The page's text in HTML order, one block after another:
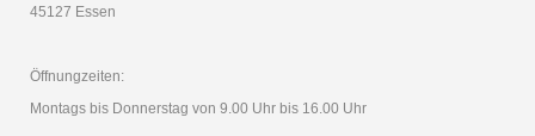
45127 Essen
Öffnungzeiten:
Montags bis Donnerstag von 9.00 Uhr bis 16.00 Uhr